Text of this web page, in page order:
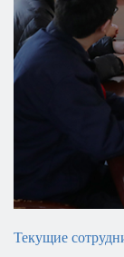
Текущие